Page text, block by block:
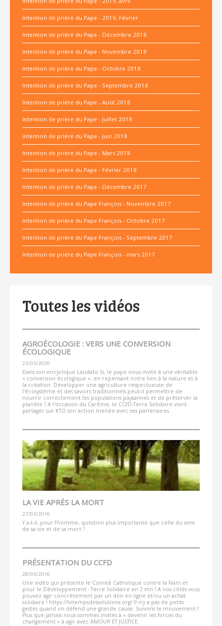
Intention de prière du Pape - 2019, Février
Intention de prière du Pape - Décembre 2018
Intention de prière du Pape - Novembre 2018
Intention de prière du Pape - Octobre 2018
Intention de prière du Pape - Septembre 2018
Intention de prière du Pape - Août 2018
Intention de prière du Pape - Juillet 2018
intention de prière du Pape - Juin 2018
Intention de prière du Pape - Mars 2018
Intention de prière du Pape - Février 2018
Intention de prière du Pape - Décembre 2017
Intention de prière du Pape François - Novembre 2017
Intention de prière du Pape François - Octobre 2017
Intention de prière du Pape François - Septembre 2017
Intention de prière du Pape François - mars 2017
Toutes les vidéos
AGROÉCOLOGIE : VERS UNE CONVERSION
ÉCOLOGIQUE
23/03/2020
Dans son encyclique Laudato Si, le pape nous invite à une véritable
« conversion écologique », en repensant notre lien à la nature et à
la création. Développer une agriculture respectueuse de
l'écosystème et des savoirs traditionnels peut-il permettre de
nourrir correctement les populations paysannes et de préserver la
planète ? A l'occasion du Carême, le CCFD-Terre Solidaire vient
partager sur KTO son action menée avec ses partenaires.
LA VIE APRÈS LA MORT
27/03/2016
Y a-t-il, pour l’homme, question plus importante que celle du sens
de sa vie et de sa mort ?
PRÉSENTATION DU CCFD
28/03/2016
Une vidéo qui présente le Comité Catholique contre la Faim et
pour le Développement - Terre Solidaire en 2 mn ! A nos côtés vous
pouvez agir concrètement par un don en ligne et/ou un achat
solidaire ! https://letempsdessolutions.org/ Il n’y a pas de petits
gestes quand on défend une grande cause. Suivons le mouvement !
Plus que jamais nous sommes invités à « devenir les forces du
changement » à agir avec AMOUR ET JUSTICE.